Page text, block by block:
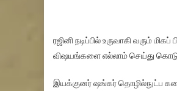
ரஜினி நடிப்பில் உருவாகி வரும்
விஷயங்களை எல்லாம் செய்து
இயக்குனர் ஷங்கர் தொழில்நுட்ப